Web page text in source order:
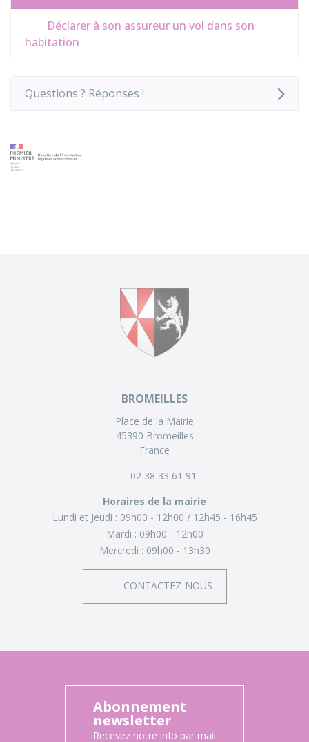
Déclarer à son assureur un vol dans son
habitation
Questions ? Réponses !
BROMEILLES
Place de la Mairie
45390 Bromeilles
France
02 38 33 61 91
Horaires de la mairie
Lundi et Jeudi : 09h00 - 12h00
12h45 - 16h45
Mardi : 09h00 - 12h00
Mercredi : 09h00 - 13h30
CONTACTEZ-NOUS
Abonnement
newsletter
Recevez notre info par mail